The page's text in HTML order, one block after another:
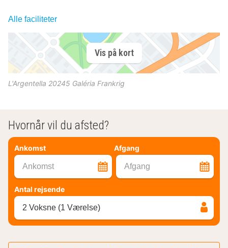
Alle faciliteter
Vis på kort
L'Argentella 20245 Galéria Frankrig
Hvornår vil du afsted?
Ankomst Afgang
Ankomst Afgang
Antal rejsende
2 Voksne (1 Værelse)